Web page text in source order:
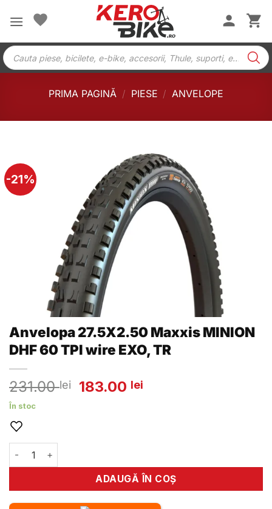
Products
search
PRIMA PAGINĂ / PIESE / ANVELOPE
-21%
Anvelopa 27.5X2.50 Maxxis MINION
DHF 60 TPI wire EXO, TR
231.00lei
Prețul
183.00 lei
În stoc
Cantitate Anvelopa 27.5X2.50 Maxxis MINION DHF 60 TPI
ADAUGĂ ÎN COȘ